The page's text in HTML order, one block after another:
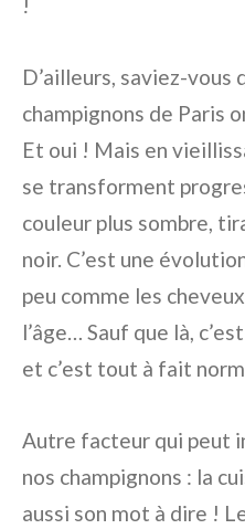
D’ailleurs, saviez-vous
champignons de Paris
Et oui ! Mais en
se transforment
couleur plus sombre,
noir. C’est une
peu comme les
l’âge… Sauf que là,
et c’est tout à fait
Autre facteur qui peut
nos champignons : la
aussi son mot à dire !